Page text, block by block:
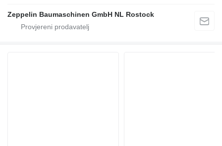
Zeppelin Baumaschinen GmbH NL Rostock